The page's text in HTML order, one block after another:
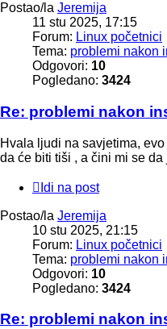
Postao/la Jeremija
11 stu 2025, 17:15
Forum: Linux početnici
Tema: problemi nakon
Odgovori: 10
Pogledano: 3424
Re: problemi nakon
Hvala ljudi na savjetima,
da će biti tiši , a čini mi se
Idi na post
Postao/la Jeremija
10 stu 2025, 21:15
Forum: Linux početnici
Tema: problemi nakon
Odgovori: 10
Pogledano: 3424
Re: problemi nakon